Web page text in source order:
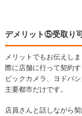
デメリット⑤受取り
メリットでもお伝えし
際に店舗に行って契約
ビックカメラ、ヨドバ
主要都市だけです。
店員さんと話しながら